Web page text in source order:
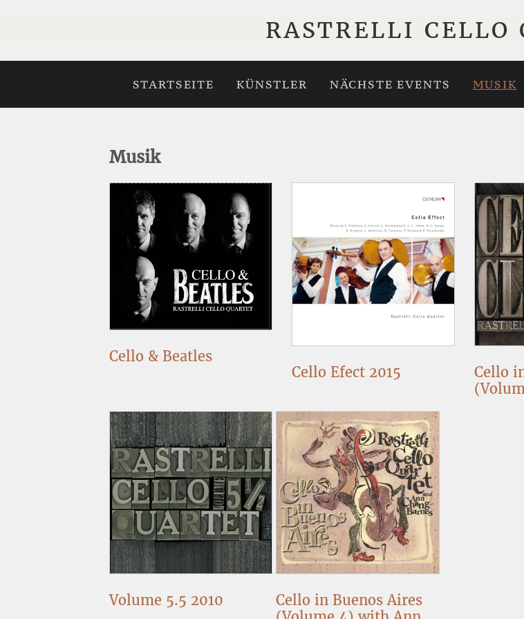
RASTRELLI CELLO
STARTSEITE KÜNSTLER NÄCHSTE EVENTS MUSIK
Musik
Cello & Beatles
Cello Efect 2015
Cello
Volume 5.5 2010
Cello in Buenos Aires